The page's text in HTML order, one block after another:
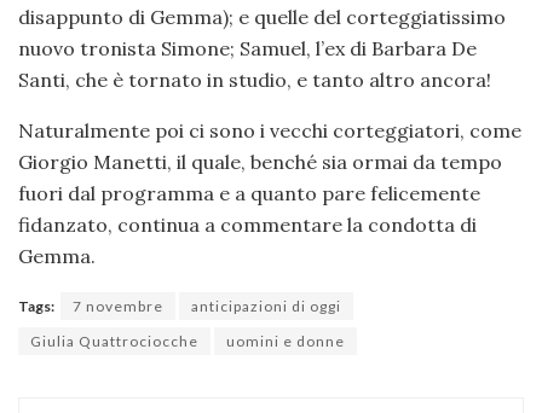
disappunto di Gemma); e quelle del corteggiatissimo
nuovo tronista Simone; Samuel, l’ex di Barbara De
Santi, che è tornato in studio, e tanto altro ancora!
Naturalmente poi ci sono i vecchi corteggiatori, come
Giorgio Manetti, il quale, benché sia ormai da tempo
fuori dal programma e a quanto pare felicemente
fidanzato, continua a commentare la condotta di
Gemma.
Tags: 7 novembre
anticipazioni di oggi
Giulia Quattrociocche
uomini e donne